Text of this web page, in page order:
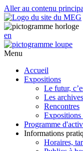
Aller au contenu
en
Menu
Accueil
Expositions
Le futur,
Les
Rencontres
Expositions
Programme
Informations
Horaires,